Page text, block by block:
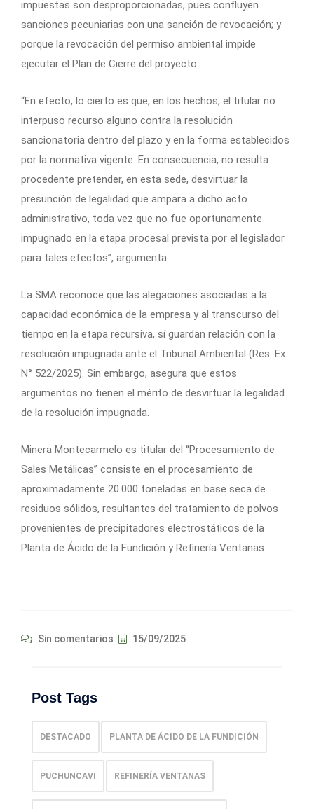
impuestas son desproporcionadas, pues confluyen
sanciones pecuniarias con una sanción de revocación; y
porque la revocación del permiso ambiental impide
ejecutar el Plan de Cierre del proyecto.
“En efecto, lo cierto es que, en los hechos, el titular no
interpuso recurso alguno contra la resolución
sancionatoria dentro del plazo y en la forma establecidos
por la normativa vigente. En consecuencia, no resulta
procedente pretender, en esta sede, desvirtuar la
presunción de legalidad que ampara a dicho acto
administrativo, toda vez que no fue oportunamente
impugnado en la etapa procesal prevista por el legislador
para tales efectos”, argumenta.
La SMA reconoce que las alegaciones asociadas a la
capacidad económica de la empresa y al transcurso del
tiempo en la etapa recursiva, sí guardan relación con la
resolución impugnada ante el Tribunal Ambiental (Res. Ex.
N° 522/2025). Sin embargo, asegura que estos
argumentos no tienen el mérito de desvirtuar la legalidad
de la resolución impugnada.
Minera Montecarmelo es titular del “Procesamiento de
Sales Metálicas” consiste en el procesamiento de
aproximadamente 20.000 toneladas en base seca de
residuos sólidos, resultantes del tratamiento de polvos
provenientes de precipitadores electrostáticos de la
Planta de Ácido de la Fundición y Refinería Ventanas.
Sin comentarios 15/09/2025
Post Tags
DESTACADO PLANTA DE ÁCIDO DE LA FUNDICIÓN
PUCHUNCAVI REFINERÍA VENTANAS